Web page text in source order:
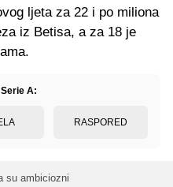
ljeta za 22 i po miliona
iz Betisa, a za 18 je
A:
RASPORED
su ambiciozni